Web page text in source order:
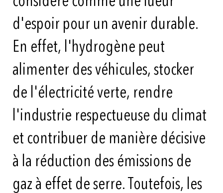
d'espoir pour un avenir durable.
En effet, l'hydrogène peut
alimenter des véhicules, stocker
de l'électricité verte, rendre
l'industrie respectueuse du climat
et contribuer de manière décisive
à la réduction des émissions de
gaz à effet de serre. Toutefois, les